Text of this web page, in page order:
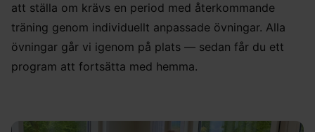
att ställa om krävs en period med återkommande
träning genom individuellt anpassade övningar. Alla
övningar går vi igenom på plats — sedan får du ett
program att fortsätta med hemma.